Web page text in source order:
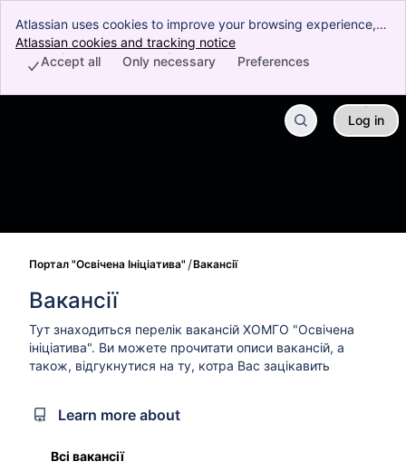
Atlassian uses cookies to improve your browsing experience,
perform analytics and research, and conduct advertising.
Accept all cookies to indicate that you agree to our use of
Atlassian cookies and tracking notice
Preferences
Only necessary
Accept all
Log in
Портал "Освічена Ініціатива" Вакансії
Вакансії
Тут знаходиться перелік вакансій ХОМГО "Освічена
ініціатива". Ви можете прочитати описи вакансій, а
також, відгукнутися на ту, котра Вас зацікавить
Learn more about
Всі вакансії